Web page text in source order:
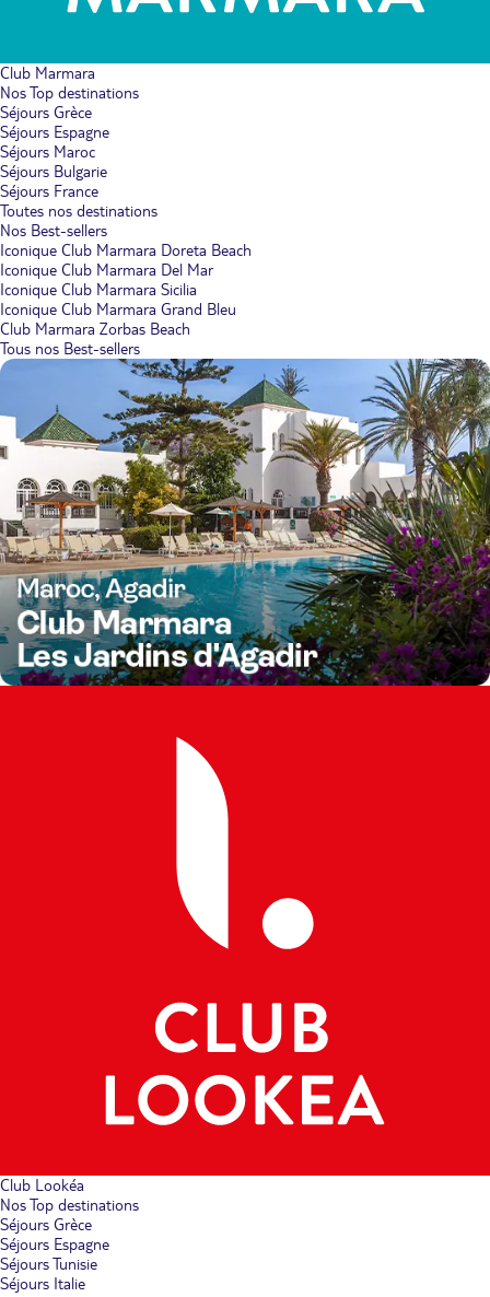
Club Marmara
Nos Top destinations
Séjours Grèce
Séjours Espagne
Séjours Maroc
Séjours Bulgarie
Séjours France
Toutes nos destinations
Nos Best-sellers
Iconique Club Marmara Doreta Beach
Iconique Club Marmara Del Mar
Iconique Club Marmara Sicilia
Iconique Club Marmara Grand Bleu
Club Marmara Zorbas Beach
Tous nos Best-sellers
Club Lookéa
Nos Top destinations
Séjours Grèce
Séjours Espagne
Séjours Tunisie
Séjours Italie